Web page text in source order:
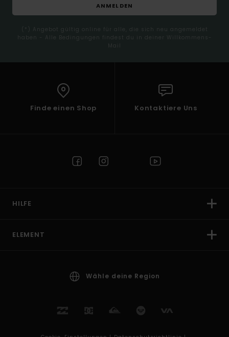
ANMELDEN
(*) Angebot gültig online für alle, die sich neu angemeldet
haben - Alle Bedingungen findest du in deiner Willkommens-
Mail
Finde einen Shop Kontaktiere Uns
HILFE
ELEMENT
Wähle deine Region